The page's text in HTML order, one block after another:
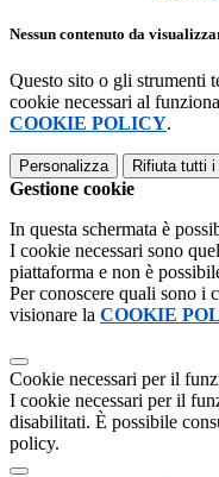
Nessun contenuto da
Questo sito o gli strumenti
cookie necessari al
COOKIE POLICY.
Personalizza Rifiuta tutti i
Gestione cookie
In questa schermata è
I cookie necessari sono
piattaforma e non è
Per conoscere quali sono i
visionare la COOKIE
Cookie necessari per il
I cookie necessari per il
disabilitati. È possibile
policy.